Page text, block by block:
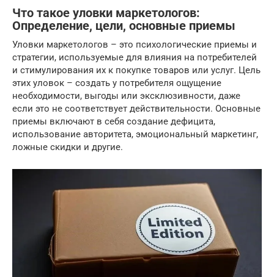
Что такое уловки маркетологов:
Определение, цели, основные приемы
Уловки маркетологов – это психологические приемы и
стратегии, используемые для влияния на потребителей
и стимулирования их к покупке товаров или услуг. Цель
этих уловок – создать у потребителя ощущение
необходимости, выгоды или эксклюзивности, даже
если это не соответствует действительности. Основные
приемы включают в себя создание дефицита,
использование авторитета, эмоциональный маркетинг,
ложные скидки и другие.